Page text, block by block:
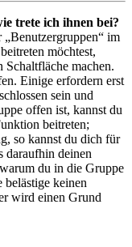
trete ich ihnen bei?
im
möchtest,
Schaltfläche machen.
Einige erfordern erst
sein und
offen ist, kannst du
beitreten;
so kannst du dich für
daraufhin deinen
du in die Gruppe
belästige keinen
wird einen Grund